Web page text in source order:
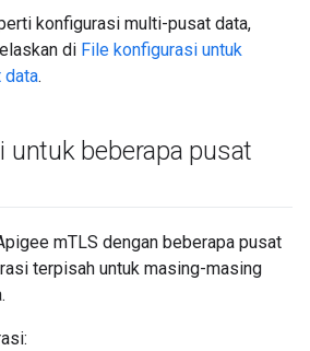
konfigurasi multi-pusat data,
di File konfigurasi untuk
data.
untuk beberapa pusat
mTLS dengan beberapa pusat
terpisah untuk masing-masing